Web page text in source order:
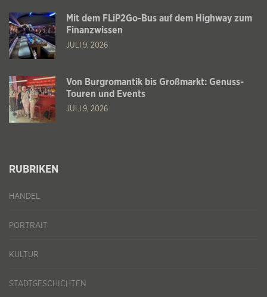
Mit dem FLiP2Go-Bus auf dem Highway zum
Finanzwissen
JULI 9, 2026
Von Burgromantik bis Großmarkt: Genuss-
Touren und Events
JULI 9, 2026
RUBRIKEN
HANDEL
PORTRAIT
KULTUR
STADTGESCHICHTEN